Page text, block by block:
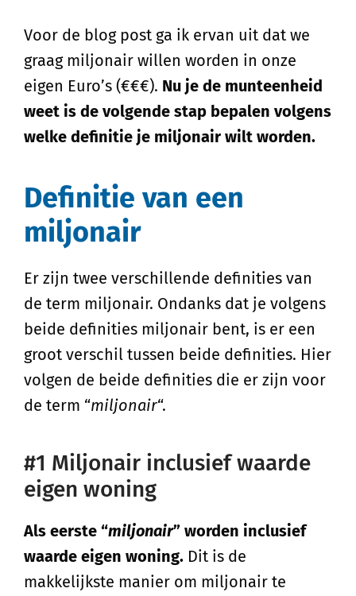
Voor de blog post ga ik ervan uit dat we
graag miljonair willen worden in onze
eigen Euro’s (€€€). Nu je de munteenheid
weet is de volgende stap bepalen volgens
welke definitie je miljonair wilt worden.
Definitie van een
miljonair
Er zijn twee verschillende definities van
de term miljonair. Ondanks dat je volgens
beide definities miljonair bent, is er een
groot verschil tussen beide definities. Hier
volgen de beide definities die er zijn voor
de term “miljonair“.
#1 Miljonair inclusief waarde
eigen woning
Als eerste “miljonair” worden inclusief
waarde eigen woning. Dit is de
makkelijkste manier om miljonair te